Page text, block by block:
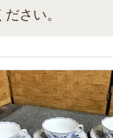
さい。